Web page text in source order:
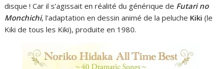
disque ! Car il s’agissait en réalité du générique de Futari no
Monchichi, l’adaptation en dessin animé de la peluche Kiki (le
Kiki de tous les Kiki), produite en 1980.